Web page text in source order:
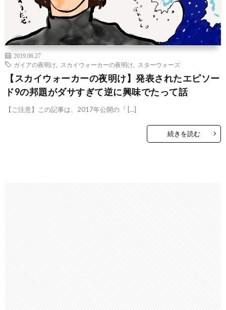
2019.06.27
ガイアの夜明け
スカイウォーカーの夜明け スターウォーズ
【スカイウォーカーの夜明け】発表されたエピソー
ド9の邦題がダサすぎて逆に興味でたって話
【ご注意】この記事は、2017年公開の『 […]
続きを読む